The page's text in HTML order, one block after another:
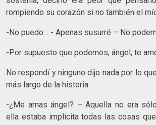
rompiendo su corazón si no también el
-No puedo… - Apenas susurré – No
-Por supuesto que podemos, ángel, te
No respondí y ninguno dijo nada por lo
más largo de la historia.
-¿Me amas ángel? – Aquella no era
ella estaba implícita todas las cosas